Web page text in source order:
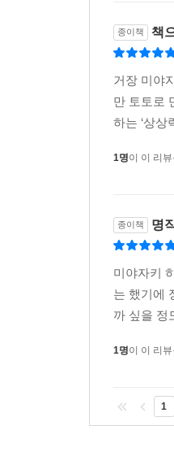
이름이다)을
살아가게 된
그래서 눈물겹
아버지는 아
한 조각이었
시작되고 말
아무도 현실
미야자키 하
또 위안부 문
민감함 때문
있다. 그가 말하
종이책 책
거장 미야
만 토토로
하는 ‘상
1명이 이 리
종이책 명
미야자키
는 했기에
까 싶을 정
1명이 이 리
1